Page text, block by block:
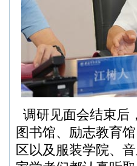
调研见面会结束后
图书馆、励志教育
区以及服装学院、